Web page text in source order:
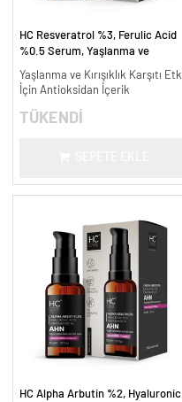
HC Resveratrol %3, Ferulic Acid
%0.5 Serum, Yaşlanma ve
Yaşlanma ve Kırışıklık Karşıtı
İçin Antioksidan İçerik
TÜKENDİ
HC Alpha Arbutin %2, Hyaluronic